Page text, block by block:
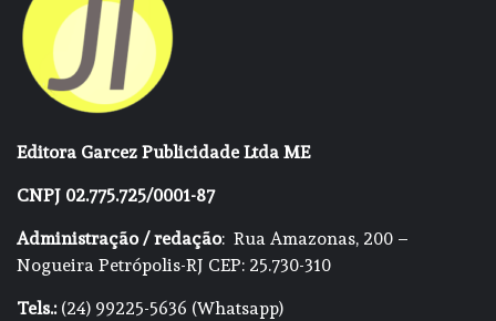
Editora Garcez Publicidade Ltda ME
CNPJ 02.775.725/0001-87
Administração / redação: Rua Amazonas, 200 –
Nogueira Petrópolis-RJ CEP: 25.730-310
Tels.:(24) 99225-5636 (Whatsapp)